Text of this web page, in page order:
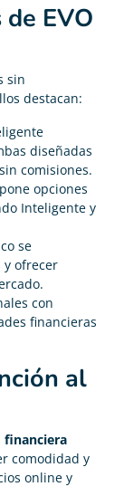
EVO
sin
destacan:
diseñadas
comisiones.
opciones
Inteligente y
se
y ofrecer
con
financieras
al
financiera
comodidad y
online y